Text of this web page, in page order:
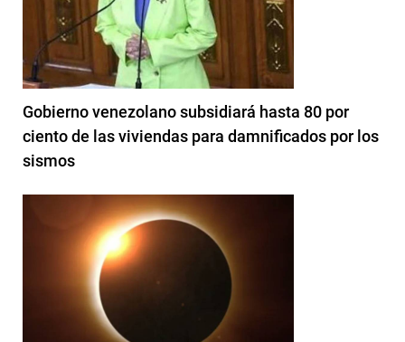
Gobierno venezolano subsidiará hasta 80 por
ciento de las viviendas para damnificados por los
sismos